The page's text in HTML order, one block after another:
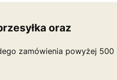
oraz
zamówienia powyżej 500